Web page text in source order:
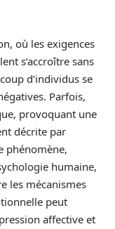
où les exigences
s’accroître sans
d’individus se
Parfois,
provoquant une
décrite par
phénomène,
humaine,
les mécanismes
peut
affective et